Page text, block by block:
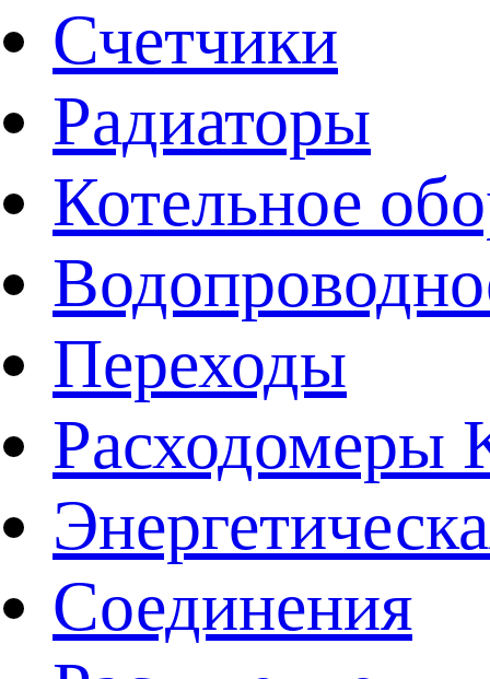
Счетчики
Радиаторы
Котельное
Переходы
Расходомеры
Соединения